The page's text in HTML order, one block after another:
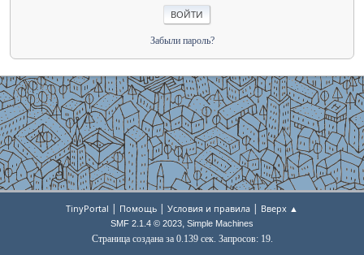
Забыли пароль?
TinyPortal | Помощь | Условия и правила | Вверх ▲
SMF 2.1.4 © 2023, Simple Machines
Страница создана за 0.139 сек. Запросов: 19.